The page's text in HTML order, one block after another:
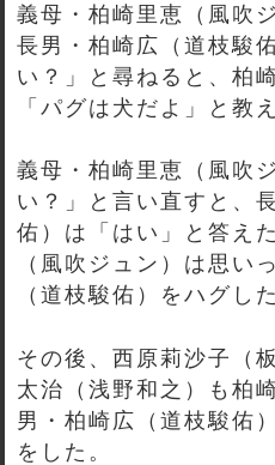
義母・柏崎里恵（風吹
長男・柏崎広（道枝駿
い？」と尋ねると、柏
「パグは犬だよ」と教
義母・柏崎里恵（風吹
い？」と言い直すと、
佑）は「はい」と答え
（風吹ジュン）は思い
（道枝駿佑）をハグした
その後、西原莉沙子（
太治（浅野和之）も柏
男・柏崎広（道枝駿佑
をした。